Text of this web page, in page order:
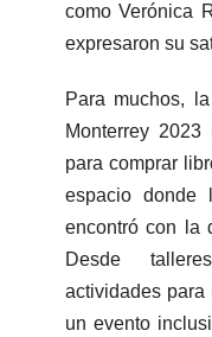
como Verónica
expresaron su
Para muchos,
Monterrey
para comprar
espacio
encontró con la
Desde
actividades para
un evento